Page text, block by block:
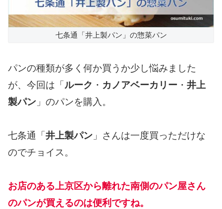
七条通「井上製パン」の惣菜パン
パンの種類が多く何か買うか少し悩みました
が、今回は「ルーク ・ カノアベーカリー ・ 井上
製パン 」のパンを購入。
七条通「 井上製パン 」さんは一度買っただけな
のでチョイス。
お店のある上京区から離れた南側のパン屋さん
のパンが買えるのは便利ですね。